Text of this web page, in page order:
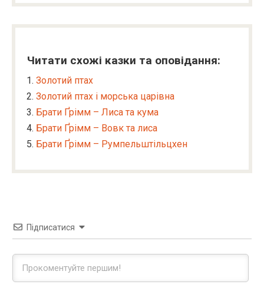
Читати схожі казки та оповідання:
Золотий птах
Золотий птах і морська царівна
Брати Ґрімм – Лиса та кума
Брати Ґрімм – Вовк та лиса
Брати Ґрімм – Румпельштільцхен
Підписатися